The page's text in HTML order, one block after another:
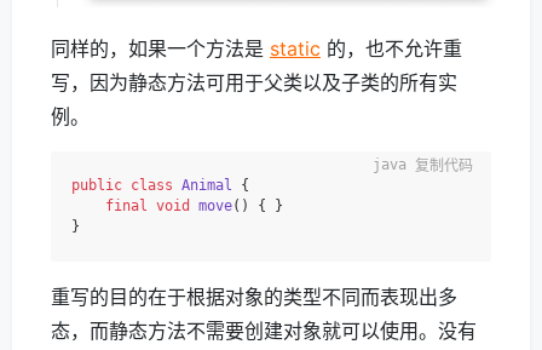
同样的，如果一个方法是 static 的，也不允许重
写，因为静态方法可用于父类以及子类的所有实
例。
public class Animal
{
final
void move()
{ }
复制代码
重写的目的在于根据对象的类型不同而表现出多
态，而静态方法不需要创建对象就可以使用。没有